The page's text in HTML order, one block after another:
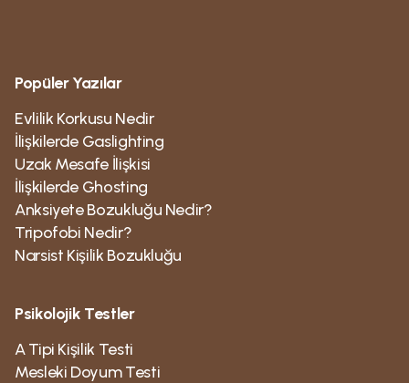
Popüler Yazılar
Evlilik Korkusu Nedir
İlişkilerde Gaslighting
Uzak Mesafe İlişkisi
İlişkilerde Ghosting
Anksiyete Bozukluğu Nedir?
Tripofobi Nedir?
Narsist Kişilik Bozukluğu
Psikolojik Testler
A Tipi Kişilik Testi
Mesleki Doyum Testi